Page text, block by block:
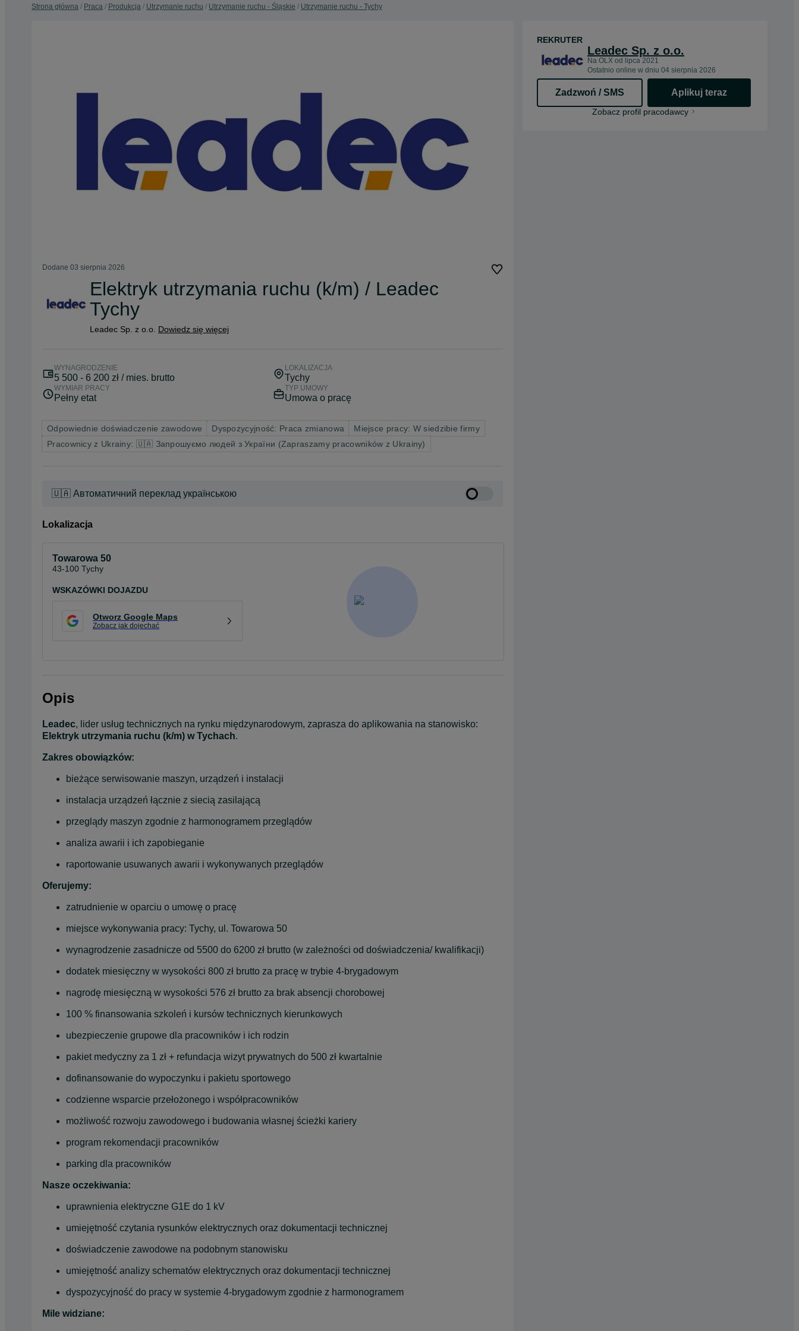
Strona główna Praca Produkcja Utrzymanie ruchu Utrzymanie ruchu - Śląskie Utrzymanie ruchu - Tychy
Dodane 03 sierpnia 2026
Elektryk utrzymania ruchu (k/m) / Leadec
Tychy
Leadec Sp. z o.o. Dowiedz się więcej
WYNAGRODZENIE
5 500 - 6 200 zł / mies. brutto
LOKALIZACJA
Tychy
WYMIAR PRACY
Pełny etat
TYP UMOWY
Umowa o pracę
Odpowiednie doświadczenie zawodowe Dyspozycyjność: Praca zmianowa
Miejsce pracy: W siedzibie firmy
Pracownicy z Ukrainy: 🇺🇦 Запрошуємо людей з України (Zapraszamy pracowników z Ukrainy)
🇺🇦 Автоматичний переклад українською
Lokalizacja
Towarowa 50
43-100 Tychy
WSKAZÓWKI DOJAZDU
Otworz Google Maps
Zobacz jak dojechać
Opis
Leadec
Elektryk utrzymania ruchu (k/m) w Tychach.
Zakres obowiązków:
bieżące serwisowanie maszyn, urządzeń i instalacji
instalacja urządzeń łącznie z siecią zasilającą
przeglądy maszyn zgodnie z harmonogramem przeglądów
analiza awarii i ich zapobieganie
raportowanie usuwanych awarii i wykonywanych przeglądów
Oferujemy:
zatrudnienie w oparciu o umowę o pracę
miejsce wykonywania pracy: Tychy, ul. Towarowa 50
wynagrodzenie zasadnicze od 5500 do 6200 zł brutto (w zależności od doświadczenia/ kwalifikacji)
dodatek miesięczny w wysokości 800 zł brutto za pracę w trybie 4-brygadowym
nagrodę miesięczną w wysokości 576 zł brutto za brak absencji chorobowej
100 % finansowania szkoleń i kursów technicznych kierunkowych
ubezpieczenie grupowe dla pracowników i ich rodzin
pakiet medyczny za 1 zł + refundacja wizyt prywatnych do 500 zł kwartalnie
dofinansowanie do wypoczynku i pakietu sportowego
codzienne wsparcie przełożonego i współpracowników
możliwość rozwoju zawodowego i budowania własnej ścieżki kariery
program rekomendacji pracowników
parking dla pracowników
Nasze oczekiwania:
uprawnienia elektryczne G1E do 1 kV
umiejętność czytania rysunków elektrycznych oraz dokumentacji technicznej
doświadczenie zawodowe na podobnym stanowisku
umiejętność analizy schematów elektrycznych oraz dokumentacji technicznej
dyspozycyjność do pracy w systemie 4-brygadowym zgodnie z harmonogramem
Mile widziane:
REKRUTER
Leadec Sp. z o.o.
Na OLX od
lipca 2021
Ostatnio online w dniu 04 sierpnia 2026
Zadzwoń / SMS Aplikuj teraz
opens in a new tab
Zobacz profil pracodawcy